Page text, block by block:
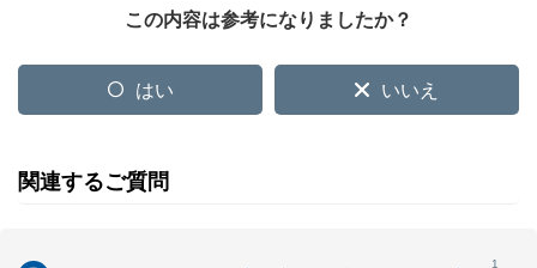
この内容は参考になりましたか？
はい いいえ
関連するご質問
1